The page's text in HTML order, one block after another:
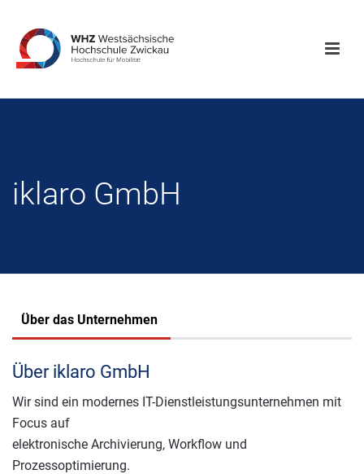
iklaro GmbH
Über das Unternehmen
Über iklaro GmbH
Wir sind ein modernes IT-Dienstleistungsunternehmen mit
Focus auf
elektronische Archivierung, Workflow und
Prozessoptimierung.